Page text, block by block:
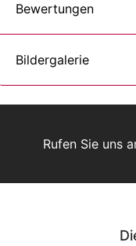
Bewertungen
Bildergalerie
Rufen Sie uns